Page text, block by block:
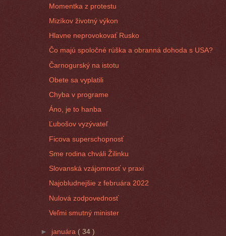
Momentka z protestu
Mizíkov životný výkon
Hlavne neprovokovať Rusko
Čo majú spoločné rúška a obranná dohoda s USA?
Čarnogurský na istotu
Obete sa vyplatili
Chyba v programe
Áno, je to hanba
Ľubošov vyzývateľ
Ficova superschopnosť
Sme rodina chváli Žilinku
Slovanská vzájomnosť v praxi
Najobludnejšie z februára 2022
Nulová zodpovednosť
Veľmi smutný minister
► januára ( 34 )